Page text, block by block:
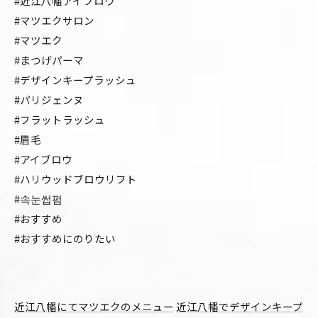
#マツエクサロン
#マツエク
#まつげパーマ
#デザインキープラッシュ
#パリジェンヌ
#フラットラッシュ
#眉毛
#アイブロウ
#ハリウッドブロウリフト
#속눈썹펌
#おすすめ
#おすすめにのりたい
近江八幡にてマツエクのメニュー 近江八幡でデザインキープ